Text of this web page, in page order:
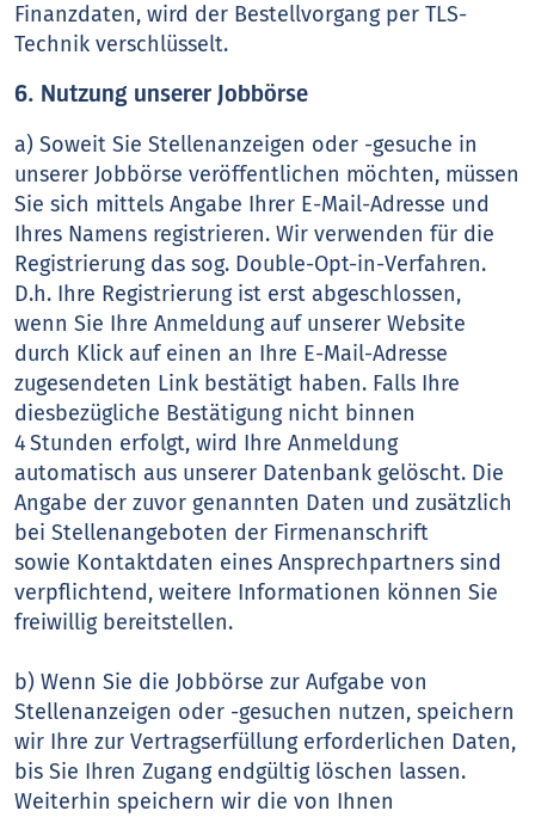
Finanzdaten, wird der Bestellvorgang per TLS-
Technik verschlüsselt.
6. Nutzung unserer Jobbörse
a) Soweit Sie Stellenanzeigen oder -gesuche in
unserer Jobbörse veröffentlichen möchten, müssen
Sie sich mittels Angabe Ihrer E-Mail-Adresse und
Ihres Namens registrieren. Wir verwenden für die
Registrierung das sog. Double-Opt-in-Verfahren.
D.h. Ihre Registrierung ist erst abgeschlossen,
wenn Sie Ihre Anmeldung auf unserer Website
durch Klick auf einen an Ihre E-Mail-Adresse
zugesendeten Link bestätigt haben. Falls Ihre
diesbezügliche Bestätigung nicht binnen
4 Stunden erfolgt, wird Ihre Anmeldung
automatisch aus unserer Datenbank gelöscht. Die
Angabe der zuvor genannten Daten und zusätzlich
bei Stellenangeboten der Firmenanschrift
sowie Kontaktdaten eines Ansprechpartners sind
verpflichtend, weitere Informationen können Sie
freiwillig bereitstellen.
b) Wenn Sie die Jobbörse zur Aufgabe von
Stellenanzeigen oder -gesuchen nutzen, speichern
wir Ihre zur Vertragserfüllung erforderlichen Daten,
bis Sie Ihren Zugang endgültig löschen lassen.
Weiterhin speichern wir die von Ihnen